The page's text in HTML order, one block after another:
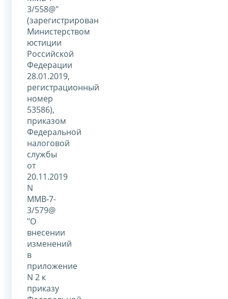
3/558@"
(зарегистрирован
Министерством
юстиции
Российской
Федерации
28.01.2019,
регистрационный
номер
53586),
приказом
Федеральной
налоговой
службы
от
20.11.2019
N
ММВ-7-
3/579@
"О
внесении
изменений
в
приложение
N 2 к
приказу